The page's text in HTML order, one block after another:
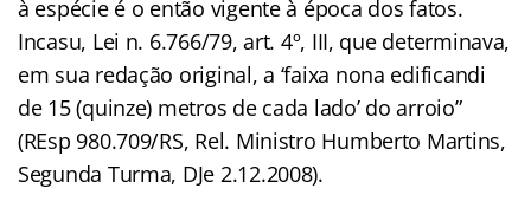
à espécie é o então vigente à época dos fatos.
Incasu, Lei n. 6.766/79, art. 4º, III, que determinava,
em sua redação original, a ‘faixa nona edificandi
de 15 (quinze) metros de cada lado’ do arroio”
(REsp 980.709/RS, Rel. Ministro Humberto Martins,
Segunda Turma, DJe 2.12.2008).